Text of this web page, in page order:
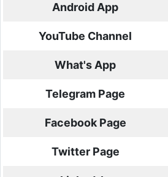
Android App
YouTube Channel
What's App
Telegram Page
Facebook Page
Twitter Page